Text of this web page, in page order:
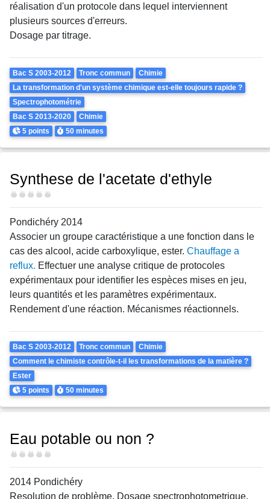
réalisation d'un protocole dans lequel interviennent
plusieurs sources d'erreurs.
Dosage par titrage.
Theme
Bac S 2003-2012 Tronc commun
Chimie
La transformation d'un système chimique est-elle toujours rapide ?
Spectrophotométrie
Bac S 2013-2020
Chimie
Points
5 points Durée
50 minutes
Synthese de l'acetate d'ethyle
Difficulté
Pondichéry 2014
Associer un groupe caractéristique a une fonction dans le
cas des alcool, acide carboxylique, ester. Chauffage a
reflux. Effectuer une analyse critique de protocoles
expérimentaux pour identifier les espèces mises en jeu,
leurs quantités et les paramètres expérimentaux.
Rendement d'une réaction. Mécanismes réactionnels.
Theme
Bac S 2003-2012 Tronc commun
Chimie
Comment le chimiste contrôle-t-il les transformations de la matière ?
Ester
Points
5 points Durée
50 minutes
Eau potable ou non ?
Difficulté
2014 Pondichéry
Resolution de problème. Dosage spectrophotometrique.